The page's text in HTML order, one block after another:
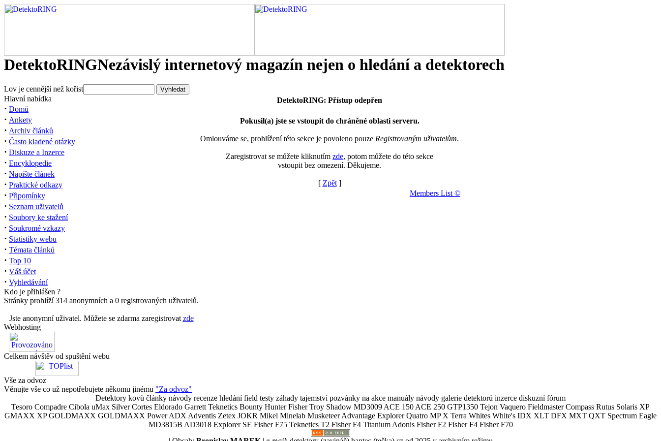
DetektoRINGNezávislý internetový magazín nejen o hledání a detektorech
Lov je cennější než kořist
Hlavní nabídka
· Domů
· Ankety
· Archiv článků
· Často kladené otázky
· Diskuze a Inzerce
· Encyklopedie
· Napište článek
· Praktické odkazy
· Připomínky
· Seznam uživatelů
· Soubory ke stažení
· Soukromé vzkazy
· Statistiky webu
· Témata článků
· Top 10
· Váš účet
· Vyhledávání
Kdo je přihlášen ?
Stránky prohlíží 314 anonymních a 0 registrovaných uživatelů.
Jste anonymní uživatel. Můžete se zdarma zaregistrovat zde
Webhosting
Celkem návštěv od spuštění webu
Vše za odvoz
Věnujte vše co už nepotřebujete někomu jinému "Za odvoz"
DetektoRING: Přístup odepřen
Pokusil(a) jste se vstoupit do chráněné oblasti serveru.
Omlouváme se, prohlížení této sekce je povoleno pouze Registrovaným uživatelům.
Zaregistrovat se můžete kliknutím zde, potom můžete do této sekce
vstoupit bez omezení. Děkujeme.
[ Zpět]
Members List ©
Detektory kovů články návody recenze hledání field testy záhady tajemství pozvánky na akce manuály návody galerie detektorů inzerce diskuzní fórum
Tesoro Compadre Cibola uMax Silver Cortes Eldorado Garrett Teknetics Bounty Hunter Fisher Troy Shadow MD3009 ACE 150 ACE 250 GTP1350 Tejon Vaquero Fieldmaster Compass Rutus Solaris XP
GMAXX XP GOLDMAXX GOLDMAXX Power ADX Adventis Zetex JOKR Mikel Minelab Musketeer Advantage Explorer Quatro MP X Terra Whites White's IDX XLT DFX MXT QXT Spectrum Eagle
MD3815B AD3018 Explorer SE Fisher F75 Teknetics T2 Fisher F4 Titanium Adonis Fisher F2 Fisher F4 Fisher F70